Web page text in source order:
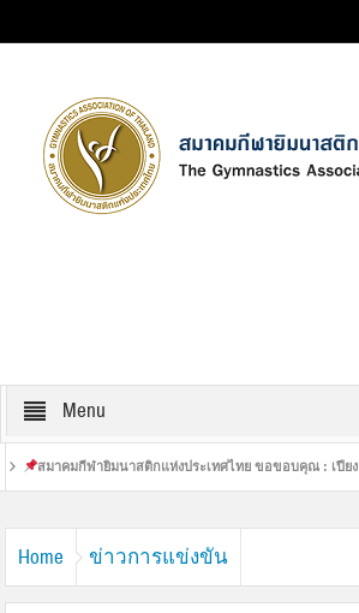
Menu
าคมกีฬายิมนาสติกแห่งประเทศไทย ขอขอบคุณ : เปียง ศูนย์เวช
Home ข่าวการแข่งขัน